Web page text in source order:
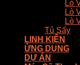
Lò
Lò
Lò
Tủ Sấy
LINH KIỆN
ỨNG DỤNG
DỰ ÁN